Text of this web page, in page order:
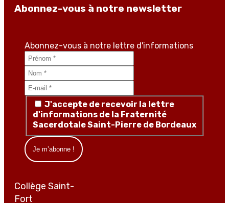
Abonnez-vous à notre newsletter
Abonnez-vous à notre lettre d'informations
J'accepte de recevoir la lettre
d'informations de la Fraternité
Sacerdotale Saint-Pierre de Bordeaux
Collège Saint-
Fort